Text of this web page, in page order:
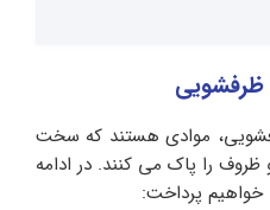
ظرفشویی
موادی هستند که سخت
ظروف را پاک می کنند. در ادامه
خواهیم پرداخت: